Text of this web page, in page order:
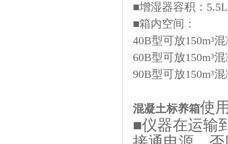
■增湿器容积：5.5L
■箱内空间：
40B型可放150m³
60B型可放150m³
90B型可放150m³
混凝土标养箱使
■仪器在运输